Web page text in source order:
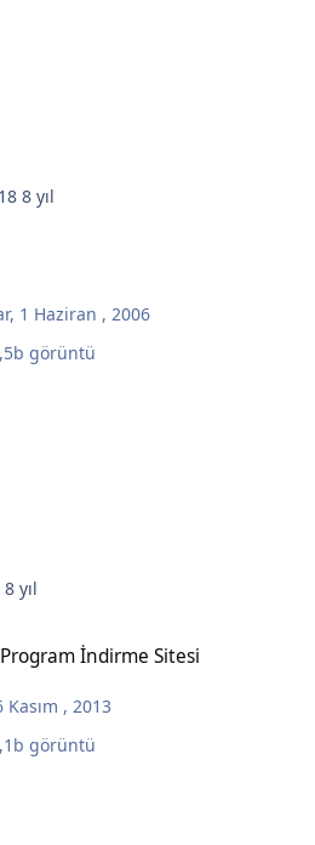
8 yıl
, 1 Haziran , 2006
görüntü
8 yıl
İndirme Sitesi
Kasım , 2013
görüntü